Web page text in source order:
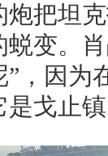
炮把坦
蜕变。
”，因为
是戈止